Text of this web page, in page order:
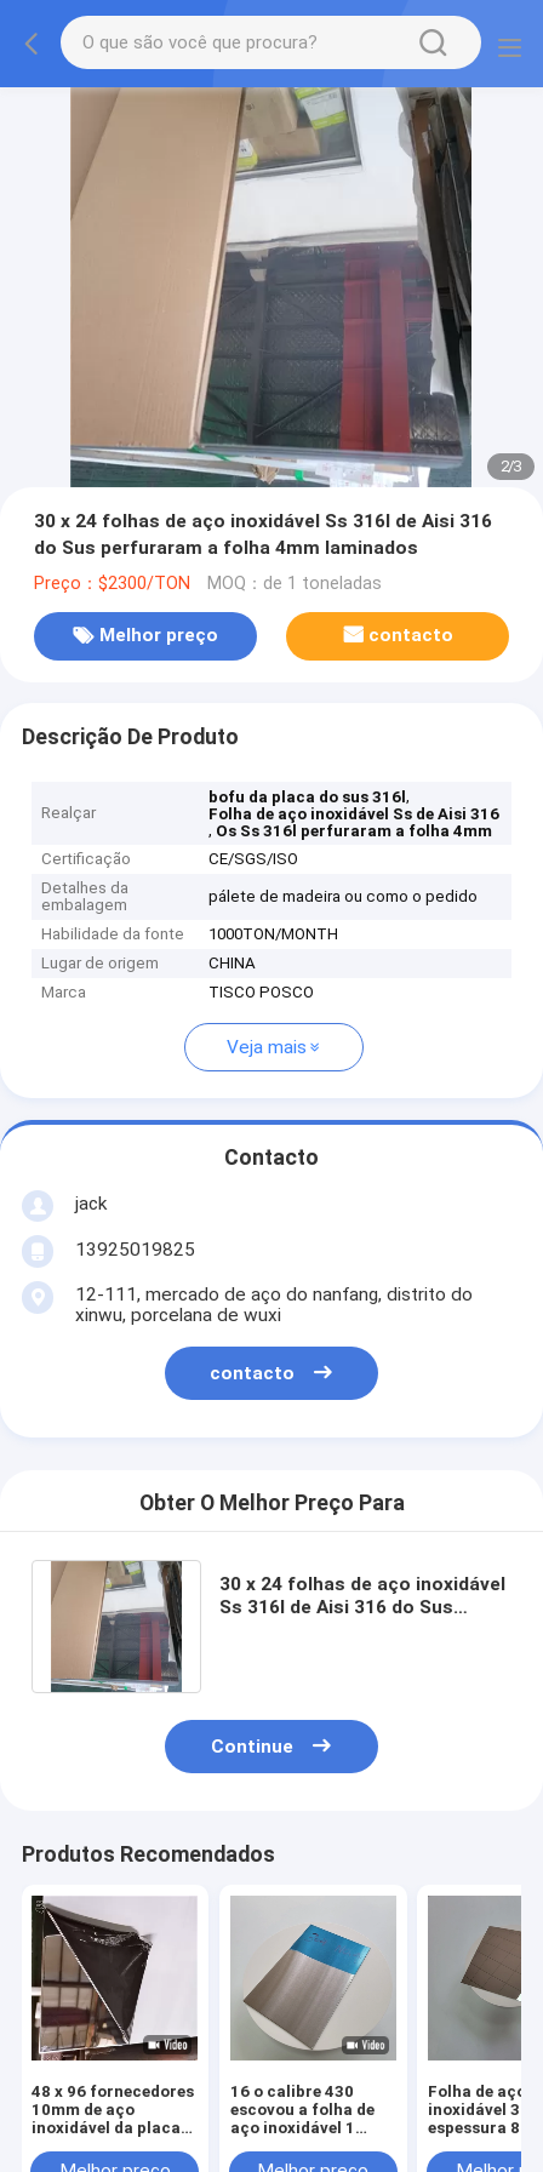
2/3
30 x 24 folhas de aço inoxidável Ss 316l de Aisi 316
do Sus perfuraram a folha 4mm laminados
Preço：$2300/TON MOQ：de 1 toneladas
Melhor preço contacto
Descrição De Produto
Realçar
bofu da placa do sus 316l,
Folha de aço inoxidável Ss de Aisi 316
, Os Ss 316l perfuraram a folha 4mm
Certificação
CE/SGS/ISO
Detalhes da
embalagem
pálete de madeira ou como o pedido
Habilidade da fonte
1000TON/MONTH
Lugar de origem
CHINA
Marca
TISCO POSCO
Veja mais
Contacto
jack
13925019825
12-111, mercado de aço do nanfang, distrito do
xinwu, porcelana de wuxi
contacto
Obter O Melhor Preço Para
30 x 24 folhas de aço inoxidável
Ss 316l de Aisi 316 do Sus
Continue
Produtos Recomendados
48 x 96 fornecedores
10mm de aço
inoxidável da placa
16 o calibre 430
escovou a folha de
aço inoxidável 1
revestimento No.4
Folha de aço
inoxidável 304
espessura 8K
com excelente